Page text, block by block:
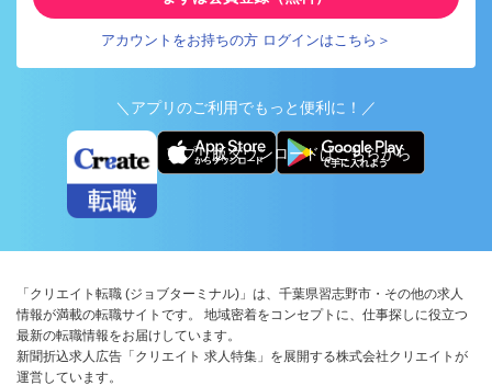
アカウントをお持ちの方 ログインはこちら＞
＼アプリのご利用でもっと便利に！／
アプリ版ダウンロードはこちらから
「クリエイト転職 (ジョブターミナル)」は、千葉県習志野市・その他の求人
情報が満載の転職サイトです。 地域密着をコンセプトに、仕事探しに役立つ
最新の転職情報をお届けしています。
新聞折込求人広告「クリエイト 求人特集」を展開する株式会社クリエイトが
運営しています。